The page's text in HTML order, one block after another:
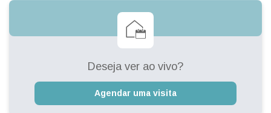
Deseja ver ao vivo?
Agendar uma visita